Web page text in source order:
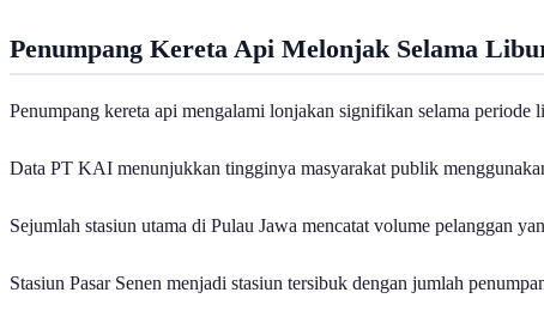
Penumpang Kereta Api Melonjak Selama
Penumpang kereta api mengalami lonjakan signifikan selama
Data PT KAI menunjukkan tingginya masyarakat publik
Sejumlah stasiun utama di Pulau Jawa mencatat volume pelanggan
Stasiun Pasar Senen menjadi stasiun tersibuk dengan jumlah